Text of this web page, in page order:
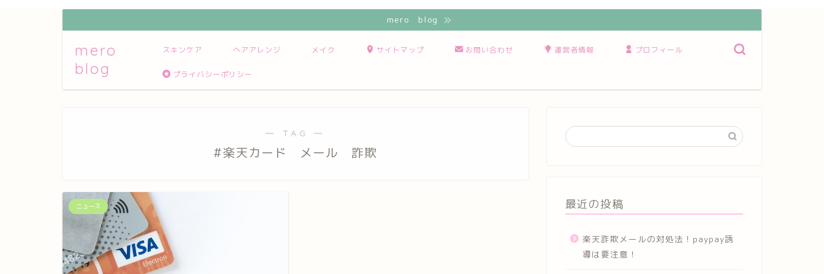
mero blog
mero
blog
スキンケア ヘアアレンジ メイク サイトマップ お問い合わせ 運営者情報 プロフィール
プライバシーポリシー
― TAG ―
#楽天カード メール 詐欺
ニュース 最近の投稿
楽天詐欺メールの対処法！paypay誘
導は要注意！